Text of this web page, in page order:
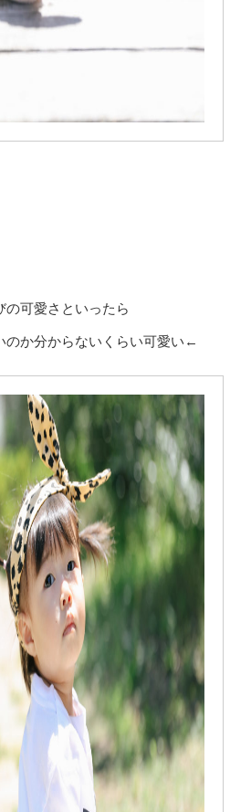
可愛さといったら
のか分からないくらい可愛い←